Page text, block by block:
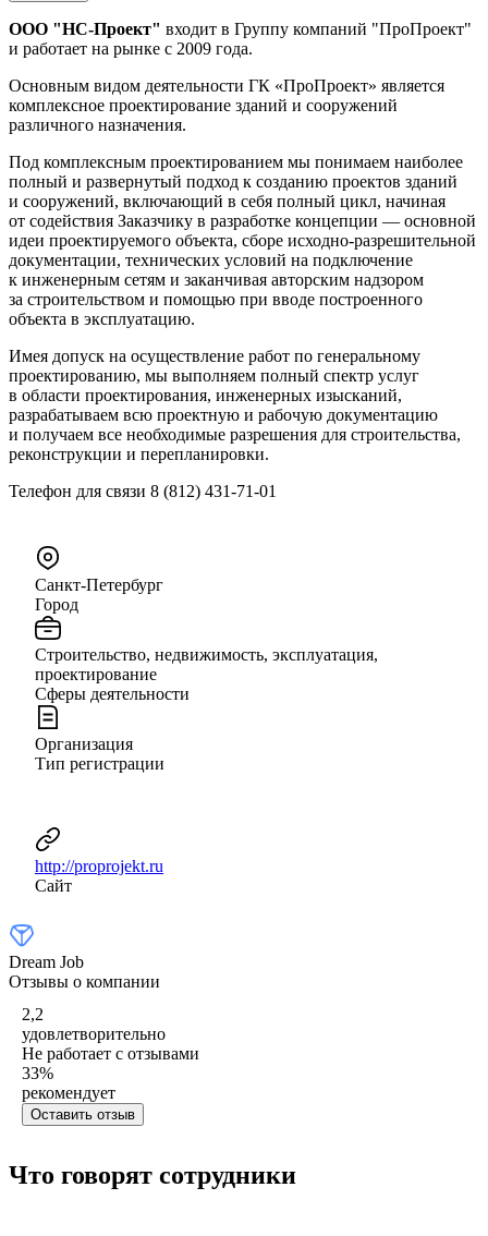
ООО "НС-Проект" входит в Группу компаний "ПроПроект"
и работает на рынке с 2009 года.
Основным видом деятельности ГК «ПроПроект» является
комплексное проектирование зданий и сооружений
различного назначения.
Под комплексным проектированием мы понимаем наиболее
полный и развернутый подход к созданию проектов зданий
и сооружений, включающий в себя полный цикл, начиная
от содействия Заказчику в разработке концепции — основной
идеи проектируемого объекта, сборе исходно-разрешительной
документации, технических условий на подключение
к инженерным сетям и заканчивая авторским надзором
за строительством и помощью при вводе построенного
объекта в эксплуатацию.
Имея допуск на осуществление работ по генеральному
проектированию, мы выполняем полный спектр услуг
в области проектирования, инженерных изысканий,
разрабатываем всю проектную и рабочую документацию
и получаем все необходимые разрешения для строительства,
реконструкции и перепланировки.
Телефон для связи 8 (812) 431-71-01
Санкт-Петербург
Город
Строительство, недвижимость, эксплуатация,
проектирование
Сферы деятельности
Организация
Тип регистрации
http://proprojekt.ru
Сайт
Dream Job
Отзывы о компании
2,2
удовлетворительно
Не работает с отзывами
33%
рекомендует
Оставить отзыв
Что говорят сотрудники